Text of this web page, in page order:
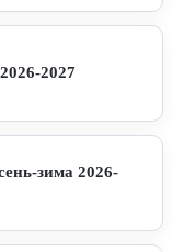
2027
зима 2026-